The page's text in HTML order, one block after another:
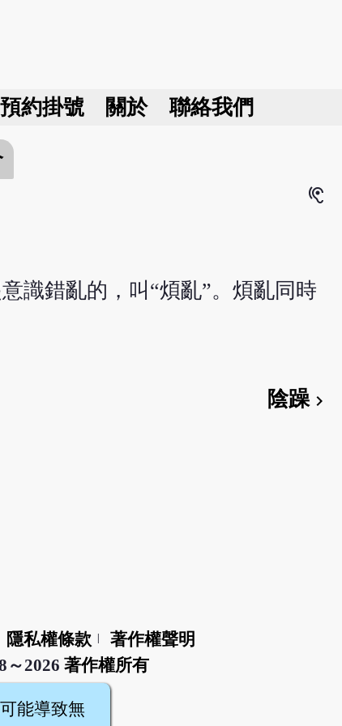
預約掛號 關於 聯絡我們
hearing
識錯亂的，叫“煩亂”。煩亂同時
陰躁chevron_right
隱私權條款
著作權聲明
2026 著作權所有
能導致無